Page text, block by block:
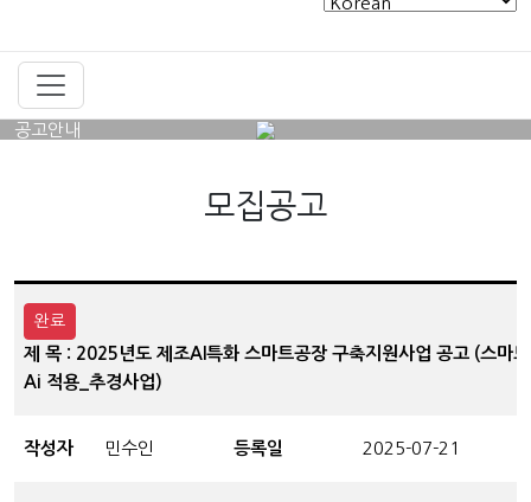
공고안내
모집공고
완료
제 목 : 2025년도 제조AI특화 스마트공장 구축지원사업 공고 (스마
Ai 적용_추경사업)
작성자 민수인 등록일 2025-07-21